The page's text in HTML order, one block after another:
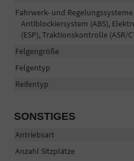
Fahrwerk- und Regelungssysteme
Antiblockiersystem (ABS),
(ESP), Traktionskontrolle (ASR/
Felgengröße
Felgentyp
Reifentyp
SONSTIGES
Antriebsart
Anzahl Sitzplätze